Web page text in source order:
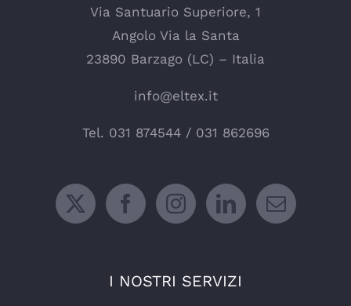
Via Santuario Superiore, 1
Angolo Via la Santa
23890 Barzago (LC) – Italia
info@eltex.it
Tel. 031 874544/ 031 862696
I NOSTRI SERVIZI